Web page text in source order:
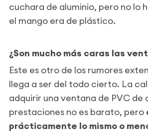
cuchara de aluminio, pero no lo
el mango era de plástico.
¿Son mucho más caras las
Este es otro de los rumores
llega a ser del todo cierto. La
adquirir una ventana de PVC de
prestaciones no es barato, pero
prácticamente lo mismo o